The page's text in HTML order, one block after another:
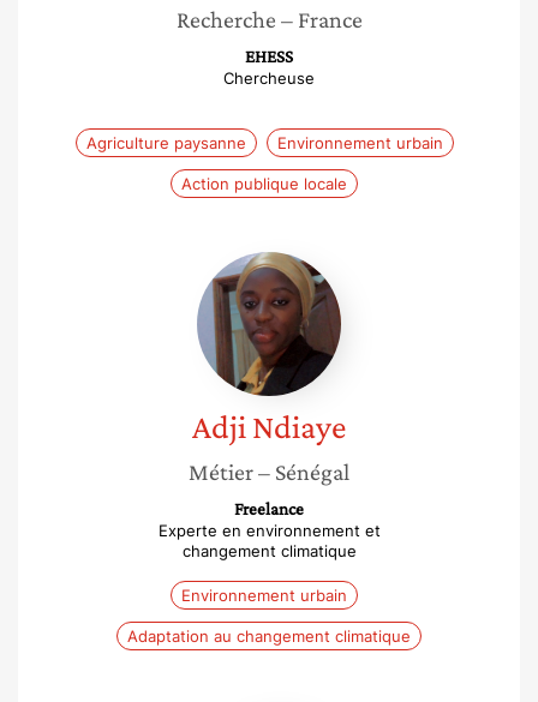
Recherche – France
EHESS
Chercheuse
Agriculture paysanne Environnement urbain
Action publique locale
Adji
Ndiaye
Adji Ndiaye
Métier– Sénégal
Freelance
Experte en environnement et
changement climatique
Environnement urbain
Adaptation au changement climatique